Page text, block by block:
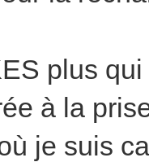
plus
à la
je suis